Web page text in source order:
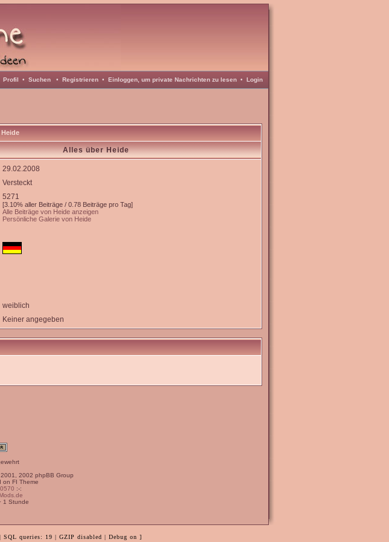
Profil • Suchen • Registrieren • Einloggen, um private Nachrichten zu lesen • Login
Alles über Heide
29.02.2008
Versteckt
5271
[3.10% aller Beiträge / 0.78 Beiträge pro Tag]
Alle Beiträge von Heide anzeigen
Persönliche Galerie von Heide
weiblich
Keiner angegeben
2002 phpBB Group
on FI Theme
:-:
1 Stunde
queries: 19 | GZIP disabled | Debug on ]